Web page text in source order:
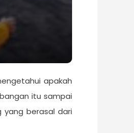
apakah
itu sampai
yang berasal dari